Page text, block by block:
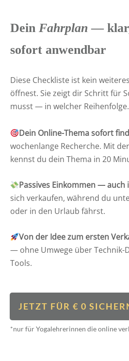
Dein Fahrplan —
sofort anwendbar
Diese Checkliste ist kein
öffnest. Sie zeigt dir Schritt für
musst — in welcher Reihenfolge.
Dein Online-Thema sofort
wochenlange Recherche. Mit
kennst du dein Thema in 20
Passives Einkommen — auch
sich verkaufen, während du
oder in den Urlaub fährst.
Von der Idee zum ersten
— ohne Umwege über Technik-
Tools.
JETZT FÜR € 0
*nur für Yogalehrerinnen die online